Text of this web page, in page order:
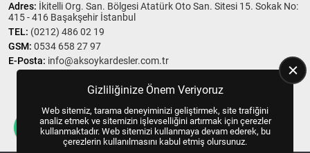
Adres: İkitelli Org. San. Bölgesi Atatürk Oto San. Sitesi 15. Sokak No:
415 - 416 Başakşehir İstanbul
TEL: (0212) 486 02 19
GSM: 0534 658 27 97
E-Posta: info@aksoykardesler.com.tr
Copyright © 2025, All Right ReservedUS YAZILIM
Gizliliğinize Önem Veriyoruz
Web sitemiz, tarama deneyiminizi geliştirmek, site trafiğini
analiz etmek ve sitemizin işlevselliğini artırmak için çerezler
kullanmaktadır. Web sitemizi kullanmaya devam ederek, bu
çerezlerin kullanılmasını kabul etmiş olursunuz.